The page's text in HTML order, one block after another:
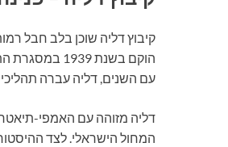
קיבוץ דליה שוכן בלב חבל
הוקם בשנת
עם השנים, דליה עברה תהליכי
דליה מזוהה עם האמפי-
המחול הישראלי. לצד